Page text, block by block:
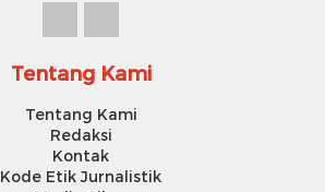
Tentang Kami
Tentang Kami
Redaksi
Kontak
Kode Etik Jurnalistik